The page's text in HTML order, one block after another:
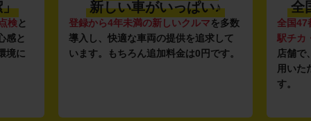
」
検と
感と
境に
新しい車がいっぱい♪
登録から4年未満の新しいクルマを多数
導入し、快適な車両の提供を追求して
います。もちろん追加料金は0円です。
全
全国47
駅チカ
店舗で
用いた
す。